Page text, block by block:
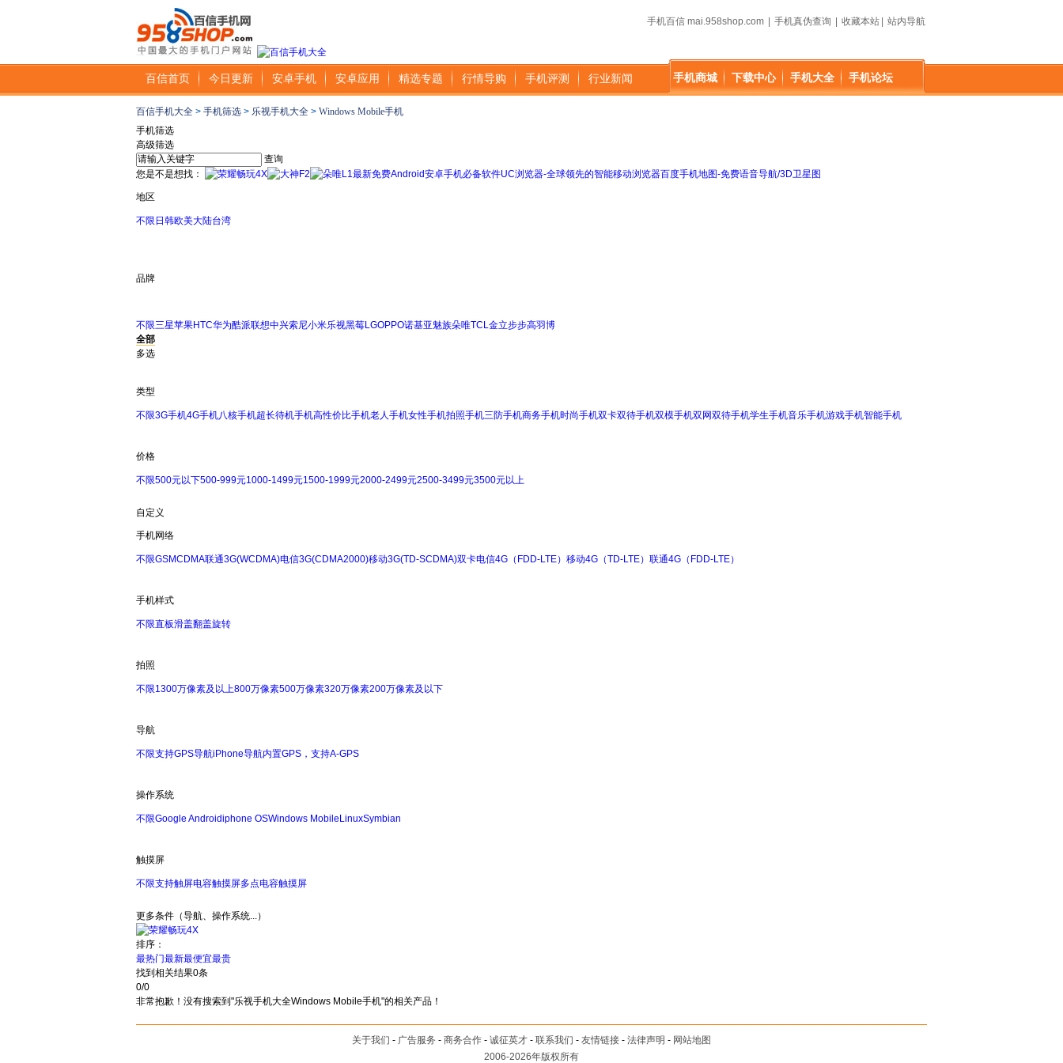
手机百信 mai.958shop.com 手机真伪查询 收藏本站 站内导航
百信首页 今日更新 安卓手机 安卓应用 精选专题 行情导购 手机评测 行业新闻 手机商城 下载中心 手机大全 手机论坛
百信手机大全 > 手机筛选 > 乐视手机大全 > Windows Mobile手机
手机筛选
高级筛选
查询
您是不是想找：
最新免费Android安卓手机必备软件UC浏览器-全球领先的智能移动浏览器百度手机地图-免费语音导航/3D卫星图
地区
不限 日韩欧美大陆台湾
品牌
不限三星苹果HTC华为酷派联想中兴索尼小米乐视黑莓LGOPPO诺基亚魅族朵唯TCL 金立步步高羽博
全部
多选
类型
不限3G手机4G手机八核手机超长待机手机高性价比手机老人手机女性手机拍照手机三防手机商务手机时尚手机双卡双待手机双模手机双网双待手机学生手机音乐手机游戏手机智能手机
价格
不限500元以下500-999元1000-1499元1500-1999元2000-2499元2500-3499元3500元以上
自定义
手机网络
不限GSMCDMA联通3G(WCDMA)电信3G(CDMA2000)移动3G(TD-SCDMA)双卡电信4G（FDD-LTE） 移动4G（TD-LTE） 联通4G（FDD-LTE）
手机样式
不限直板滑盖翻盖旋转
拍照
不限1300万像素及以上800万像素500万像素320万像素200万像素及以下
导航
不限支持GPS导航iPhone导航内置GPS，支持A-GPS
操作系统
不限Google Androidiphone OSWindows MobileLinuxSymbian
触摸屏
不限支持触屏电容触摸屏多点电容触摸屏
更多条件（导航、操作系统...）
排序：
最热门最新最便宜最贵
找到相关结果0条
0/0
非常抱歉！没有搜索到"乐视手机大全Windows Mobile手机"的相关产品！
关于我们 - 广告服务 - 商务合作 - 诚征英才 - 联系我们 - 友情链接 - 法律声明 - 网站地图
2006-2026年版权所有